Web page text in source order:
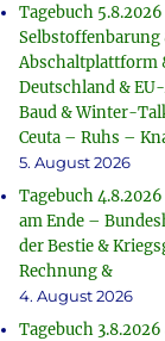
Tagebuch
Abschaltplattform
Deutschland &
Baud & Winter-
Ceuta – Ruhs –
5. August 2026
Tagebuch
am Ende –
der Bestie &
Rechnung &
4. August 2026
Tagebuch